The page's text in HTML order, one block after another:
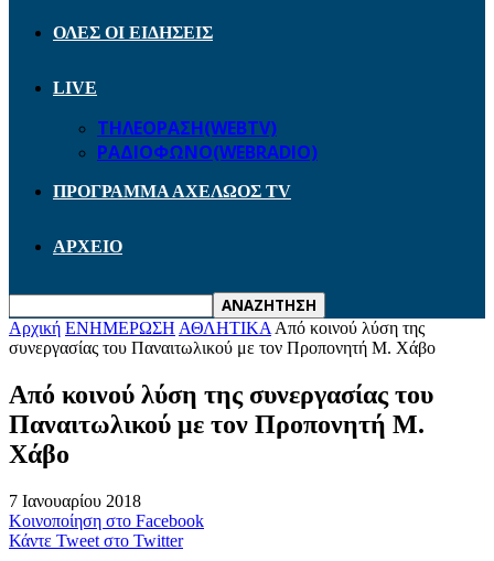
ΟΛΕΣ ΟΙ ΕΙΔΗΣΕΙΣ
LIVE
ΤΗΛΕΟΡΑΣΗ(WEBTV)
ΡΑΔΙΟΦΩΝΟ(WEBRADIO)
ΠΡΟΓΡΑΜΜΑ ΑΧΕΛΩΟΣ TV
ΑΡΧΕΙΟ
Αρχική ΕΝΗΜΕΡΩΣΗ ΑΘΛΗΤΙΚΑ Από κοινού λύση της
συνεργασίας του Παναιτωλικού με τον Προπονητή Μ. Χάβο
Από κοινού λύση της συνεργασίας του
Παναιτωλικού με τον Προπονητή Μ.
Χάβο
7 Ιανουαρίου 2018
Κοινοποίηση στο Facebook
Κάντε Tweet στο Twitter